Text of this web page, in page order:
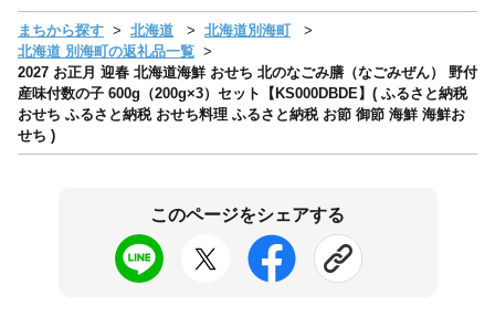
まちから探す 北海道
北海道別海町
北海道 別海町の返礼品一覧
2027 お正月 迎春 北海道海鮮 おせち 北のなごみ膳（なごみぜん） 野付
産味付数の子 600g（200g×3）セット【KS000DBDE】( ふるさと納税
おせち ふるさと納税 おせち料理 ふるさと納税 お節 御節 海鮮 海鮮お
せち )
このページをシェアする